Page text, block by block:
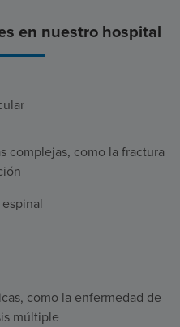
en nuestro hospital
complejas, como la fractura
como la enfermedad de
múltiple